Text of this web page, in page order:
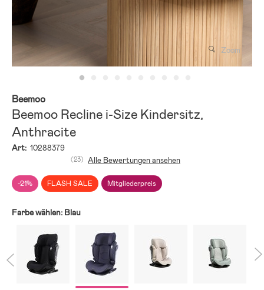
Zoom
Beemoo
Beemoo Recline i-Size Kindersitz,
Anthracite
Art: 10288379
-21% FLASH SALE Mitgliederpreis
(23) Alle Bewertungen ansehen
Farbe wählen: Blau